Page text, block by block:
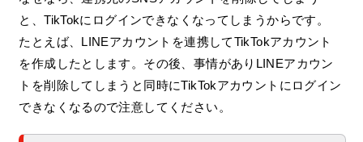
と、TikTokにログインできなくなってしまうからです。
たとえば、LINEアカウントを連携してTikTokアカウント
を作成したとします。その後、事情がありLINEアカウン
トを削除してしまうと同時にTikTokアカウントにログイン
できなくなるので注意してください。